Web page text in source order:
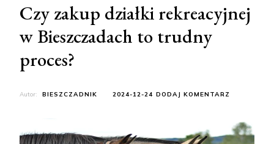
Czy zakup działki rekreacyjnej
w Bieszczadach to trudny
proces?
Autor: BIESZCZADNIK 2024-12-24 DODAJ KOMENTARZ
DZIAŁKI